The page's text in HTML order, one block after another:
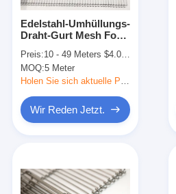
Edelstahl-Umhüllungs-
Draht-Gurt Mesh For
hohen Temperatur
Preis:10 - 49 Meters $4.00， 50 - 99 Meters $3.00， >=100 Meters $1.80
MOQ:5 Meter
Wir Reden Jetzt.